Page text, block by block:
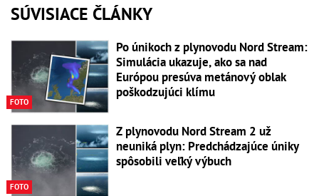
SÚVISIACE ČLÁNKY
FOTO
Po únikoch z plynovodu Nord Stream:
Simulácia ukazuje, ako sa nad
Európou presúva metánový oblak
poškodzujúci klímu
FOTO
Z plynovodu Nord Stream 2 už
neuniká plyn: Predchádzajúce úniky
spôsobili veľký výbuch